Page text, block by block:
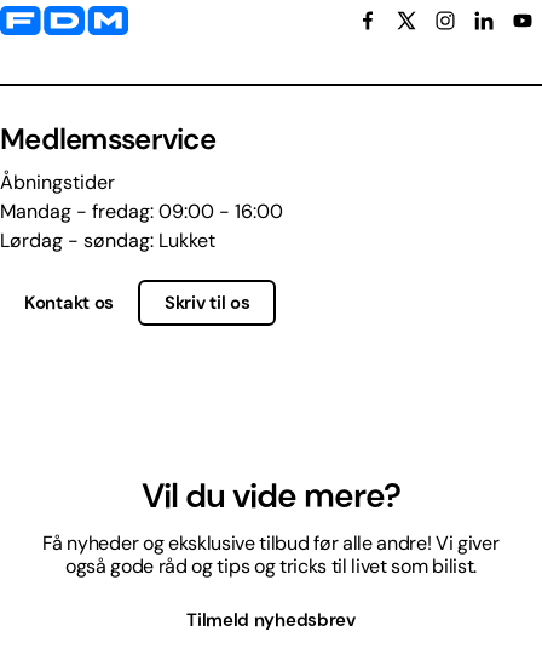
Yderligere information og kontaktoplysninger
Medlemsservice
Åbningstider
Mandag - fredag: 09:00 - 16:00
Lørdag - søndag: Lukket
Kontakt os Skriv til os
Vil du vide mere?
Få nyheder og eksklusive tilbud før alle andre! Vi giver
også gode råd og tips og tricks til livet som bilist.
Tilmeld nyhedsbrev